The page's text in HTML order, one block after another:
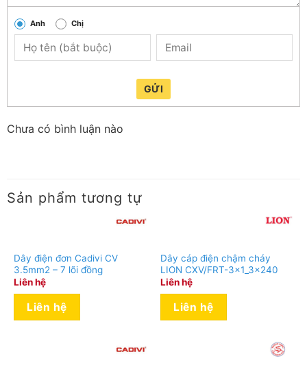
Anh Chị
GỬI
Chưa có bình luận nào
Sản phẩm tương tự
Dây điện đơn Cadivi CV
3.5mm2 – 7 lõi đồng
Liên hệ
Liên hệ
Dây cáp điện chậm cháy
LION CXV/FRT-3x1_3x240
Liên hệ
Liên hệ